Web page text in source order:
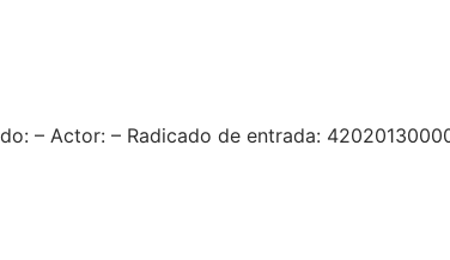
– Actor: – Radicado de entrada: